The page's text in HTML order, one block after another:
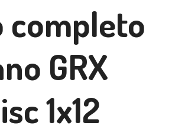
completo
GRX
1x12